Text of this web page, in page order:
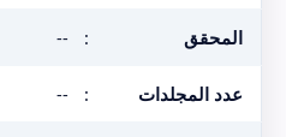
المحقق :
--
عدد المجلدات :
--